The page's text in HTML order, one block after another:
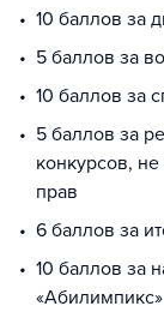
10 баллов за
5 баллов за
10 баллов за
5 баллов за
конкурсов,
прав
6 баллов за
10 баллов за
«Абилимпикс»